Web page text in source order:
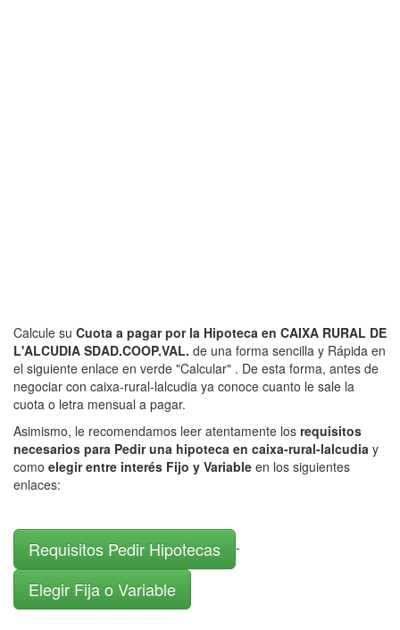
Calcule su Cuota a pagar por la Hipoteca en CAIXA RURAL DE
L'ALCUDIA SDAD.COOP.VAL. de una forma sencilla y Rápida en
el siguiente enlace en verde "Calcular" . De esta forma, antes de
negociar con caixa-rural-lalcudia ya conoce cuanto le sale la
cuota o letra mensual a pagar.
Asimismo, le recomendamos leer atentamente los requisitos
necesarios para Pedir una hipoteca en caixa-rural-lalcudia y
como elegir entre interés Fijo y Variable en los siguientes
enlaces:
Requisitos Pedir Hipotecas -
Elegir Fija o Variable